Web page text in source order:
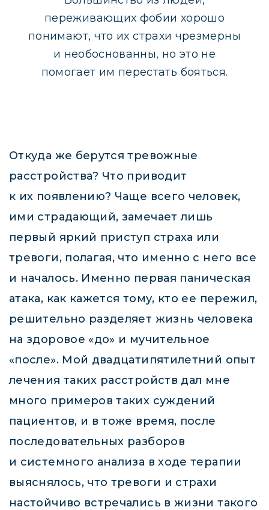
переживающих фобии хорошо
понимают, что их страхи чрезмерны
и необоснованны, но это не
помогает им перестать бояться.
Откуда же берутся тревожные
расстройства? Что приводит
к их появлению? Чаще всего человек,
ими страдающий, замечает лишь
первый яркий приступ страха или
тревоги, полагая, что именно с него все
и началось. Именно первая паническая
атака, как кажется тому, кто ее пережил,
решительно разделяет жизнь человека
на здоровое «до» и мучительное
«после». Мой двадцатипятилетний опыт
лечения таких расстройств дал мне
много примеров таких суждений
пациентов, и в тоже время, после
последовательных разборов
и системного анализа в ходе терапии
выяснялось, что тревоги и страхи
настойчиво встречались в жизни такого